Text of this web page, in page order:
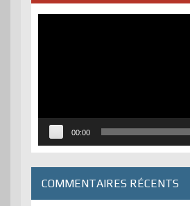
00:00
COMMENTAIRES RÉCENTS